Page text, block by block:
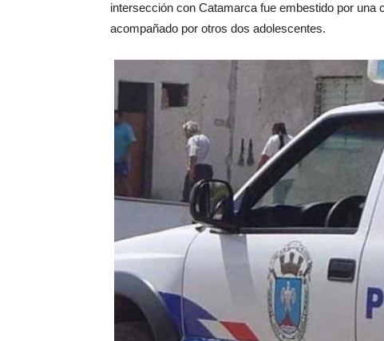
intersección con Catamarca fue embestido por una
acompañado por otros dos adolescentes.